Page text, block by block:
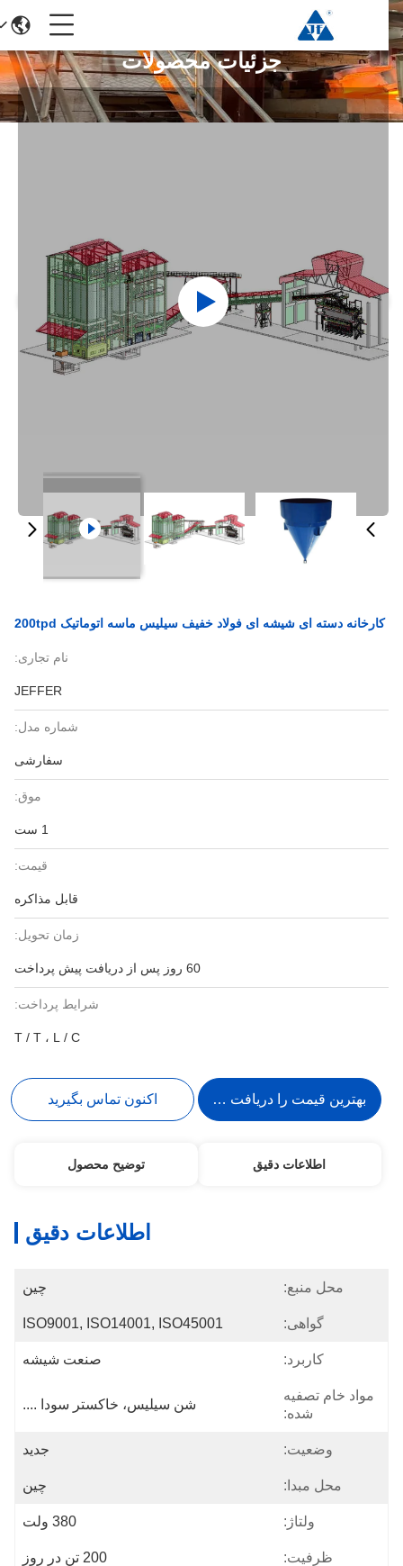
جزئیات محصولات
کارخانه دسته ای شیشه ای فولاد خفیف سیلیس ماسه اتوماتیک 200tpd
نام تجاری:
JEFFER
شماره مدل:
سفارشی
موق:
قیمت:
قابل مذاکره
زمان تحویل:
60 روز پس از دریافت پیش پرداخت
شرایط پرداخت:
T / T ، L / C
بهترین قیمت را دریافت کنید اکنون تماس بگیرید
اطلاعات دقیق توضیح محصول
اطلاعات دقیق
محل منبع: چین
گواهی: ISO9001, ISO14001, ISO45001
کاربرد: صنعت شیشه
مواد خام تصفیه
شده:
شن سیلیس، خاکستر سودا ....
وضعیت: جدید
محل مبدا: چین
ولتاژ: 380 ولت
ظرفیت: 200 تن در روز